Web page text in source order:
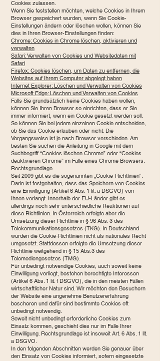
Cookies zulassen.
Wenn Sie feststellen möchten, welche Cookies in Ihrem
Browser gespeichert wurden, wenn Sie Cookie-
Einstellungen ändern oder löschen wollen, können Sie
dies in Ihren Browser-Einstellungen finden:
Chrome: Cookies in Chrome löschen, aktivieren und
verwalten
Safari: Verwalten von Cookies und Websitedaten mit
Safari
Firefox: Cookies löschen, um Daten zu entfernen, die
Websites auf Ihrem Computer abgelegt haben
Internet Explorer: Löschen und Verwalten von Cookies
Microsoft Edge: Löschen und Verwalten von Cookies
Falls Sie grundsätzlich keine Cookies haben wollen,
können Sie Ihren Browser so einrichten, dass er Sie
immer informiert, wenn ein Cookie gesetzt werden soll.
So können Sie bei jedem einzelnen Cookie entscheiden,
ob Sie das Cookie erlauben oder nicht. Die
Vorgangsweise ist je nach Browser verschieden. Am
besten Sie suchen die Anleitung in Google mit dem
Suchbegriff “Cookies löschen Chrome” oder “Cookies
deaktivieren Chrome” im Falle eines Chrome Browsers.
Rechtsgrundlage
Seit 2009 gibt es die sogenannten „Cookie-Richtlinien“.
Darin ist festgehalten, dass das Speichern von Cookies
eine Einwilligung (Artikel 6 Abs. 1 lit. a DSGVO) von
Ihnen verlangt. Innerhalb der EU-Länder gibt es
allerdings noch sehr unterschiedliche Reaktionen auf
diese Richtlinien. In Österreich erfolgte aber die
Umsetzung dieser Richtlinie in § 96 Abs. 3 des
Telekommunikationsgesetzes (TKG). In Deutschland
wurden die Cookie-Richtlinien nicht als nationales Recht
umgesetzt. Stattdessen erfolgte die Umsetzung dieser
Richtlinie weitgehend in § 15 Abs.3 des
Telemediengesetzes (TMG).
Für unbedingt notwendige Cookies, auch soweit keine
Einwilligung vorliegt, bestehen berechtigte Interessen
(Artikel 6 Abs. 1 lit. f DSGVO), die in den meisten Fällen
wirtschaftlicher Natur sind. Wir möchten den Besuchern
der Website eine angenehme Benutzererfahrung
bescheren und dafür sind bestimmte Cookies oft
unbedingt notwendig.
Soweit nicht unbedingt erforderliche Cookies zum
Einsatz kommen, geschieht dies nur im Falle Ihrer
Einwilligung. Rechtsgrundlage ist insoweit Art. 6 Abs. 1 lit.
a DSGVO.
In den folgenden Abschnitten werden Sie genauer über
den Einsatz von Cookies informiert, sofern eingesetzte